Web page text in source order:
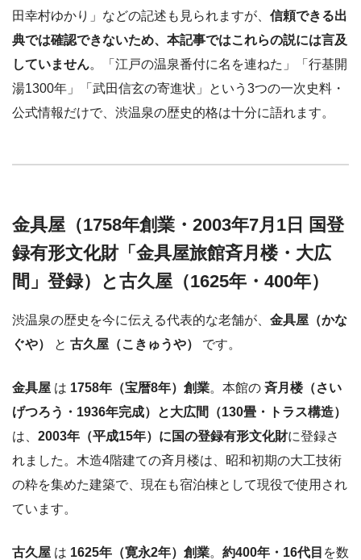
田幸村ゆかり」などの記述も見られますが、 信頼できる出
典では確認できないため、本記事ではこれらの説には言及
していません。「江戸の温泉番付に名を連ねた」「行基開
湯1300年」「武田信玄の寄進状」という3つの一次史料・
公式情報だけで、渋温泉の歴史的格は十分に語れます。
金具屋（1758年創業・ 2003年7月1日 国登
録有形文化財「金具屋旅館斉月楼・大広
間」登録）と古久屋（1625年・400年）
渋温泉の歴史を今に伝える代表的な老舗が、 金具屋（かな
ぐや）
と 古久屋（こきゅうや） です。
金具屋 は 1758年（宝暦8年）創業。本館の斉月楼（さい
げつろう・1936年完成）と大広間（130畳・トラス構造）
は、 2003年（平成15年）に国の登録有形文化財に登録さ
れました。木造4階建ての斉月楼は、昭和初期の大工技術
の粋を集めた建築で、現在も宿泊棟として現役で使用され
ています。
古久屋 は 1625年（寛永2年）創業。 約400年・16代目 を数